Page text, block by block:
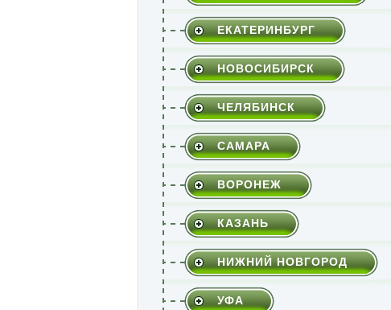
ЕКАТЕРИНБУРГ
НОВОСИБИРСК
ЧЕЛЯБИНСК
САМАРА
ВОРОНЕЖ
КАЗАНЬ
НИЖНИЙ НОВГОРОД
УФА